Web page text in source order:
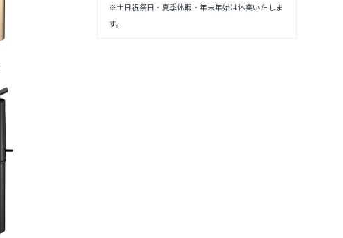
※土日祝祭日・夏季休暇・年末年始は休業いたしま
す。